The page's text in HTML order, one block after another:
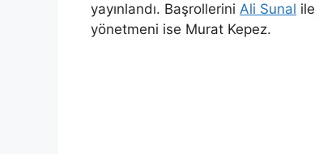
yayınlandı. Başrollerini Ali Sunal ile
yönetmeni ise Murat Kepez.